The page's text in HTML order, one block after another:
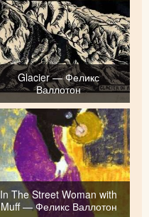
Glacier — Феликс
Валлотон
In The Street Woman with
Muff — Феликс Валлотон